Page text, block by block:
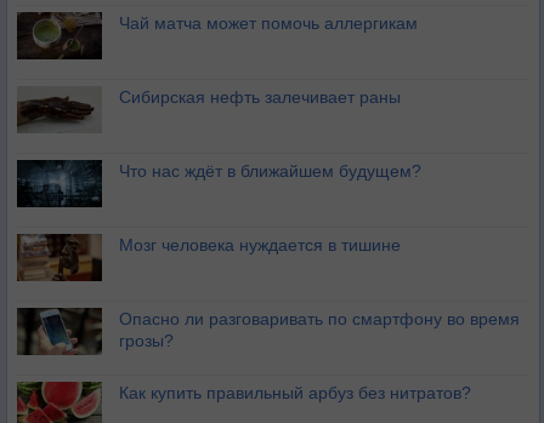
Чай матча может помочь аллергикам
Сибирская нефть залечивает раны
Что нас ждёт в ближайшем будущем?
Мозг человека нуждается в тишине
Опасно ли разговаривать по смартфону во время
грозы?
Как купить правильный арбуз без нитратов?